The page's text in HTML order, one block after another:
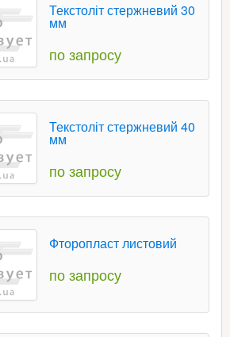
Текстоліт стержневий 30
мм
по запросу
Текстоліт стержневий 40
мм
по запросу
Фторопласт листовий
по запросу